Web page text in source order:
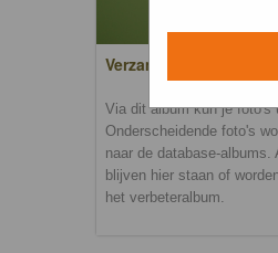
Verzamel- en
Via dit album kun je foto's
Onderscheidende foto's
naar de database-albums.
blijven hier staan of
het verbeteralbum.